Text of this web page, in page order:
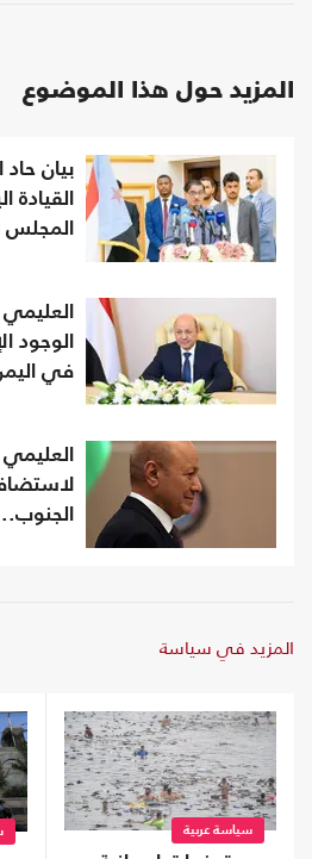
المزيد حول هذا الموضوع
بيان
المجلس
الوجود
في
المزيد في سياسة
سياسة عربية